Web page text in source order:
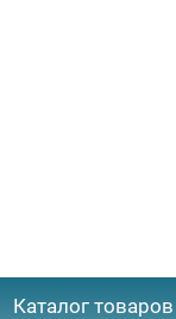
Каталог товаров